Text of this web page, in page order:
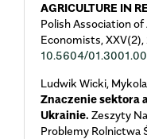
AGRICULTURE IN
Polish Association
Economists,XXV(2),
10.5604/
Ludwik Wicki,
Znaczenie sektora
Ukrainie. Zeszyty
Problemy Rolnictwa